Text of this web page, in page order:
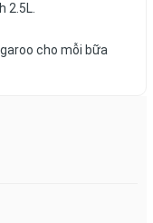
2.5L.
cho mỗi bữa